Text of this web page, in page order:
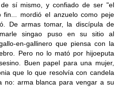
sí mismo, y confiado de ser "el
fin... mordió el anzuelo como peje
De armas tomar, la discípula de
singao puso en su sitio al
en-gallinero que piensa con la
Pero no lo mató por hijoeputa
Buen papel para una mujer,
que lo que resolvía con candela
no: arma blanca para vengar a su